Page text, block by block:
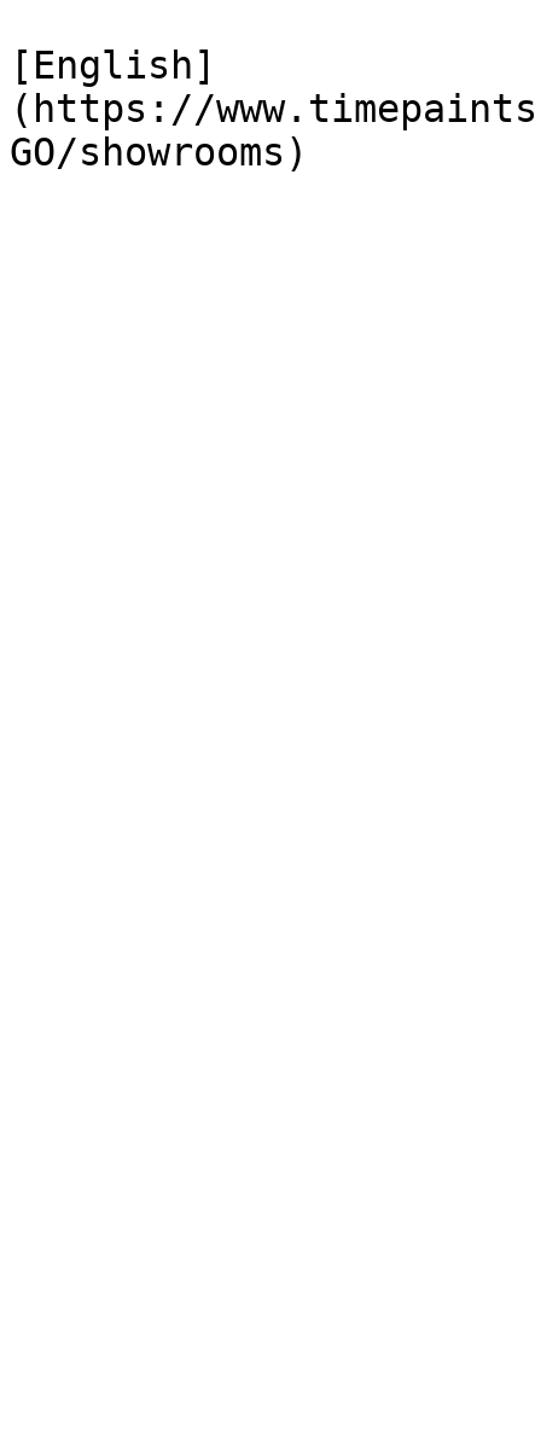
[English]
(https://
GO/showrooms)